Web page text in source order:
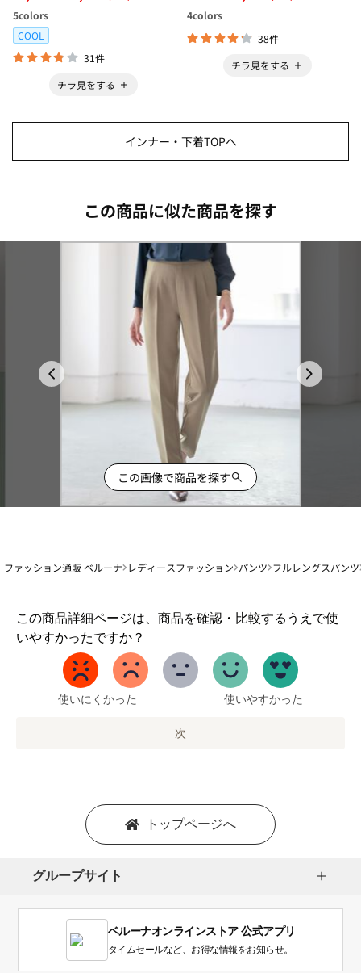
ボ＞
5colors
COOL
31件
チラ見をする
4colors
38件
チラ見をする
インナー・下着TOPへ
この商品に似た商品を探す
この画像で商品を探す
ファッション通販 ベルーナ レディースファッション パンツ フルレングスパンツ
この商品詳細ページは、商品を確認・比較するうえで使
いやすかったですか？
1
か
い
使いにくかった 使いやすかった
次
トップページへ
グループサイト
ベルーナオンラインストア 公式アプリ
タイムセールなど、お得な情報をお知らせ。